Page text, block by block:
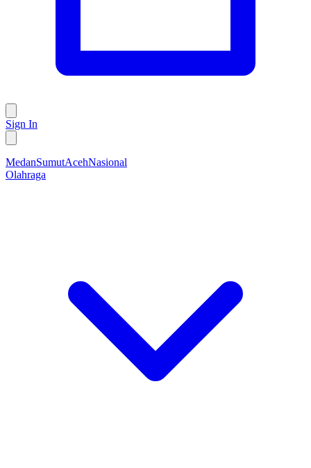
Sign In
MedanSumutAcehNasional
Olahraga